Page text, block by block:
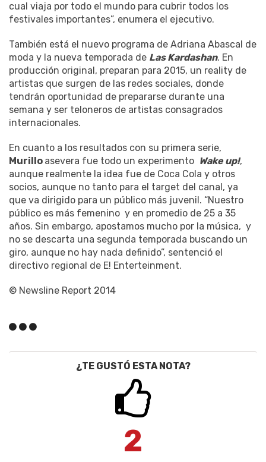
cual viaja por todo el mundo para cubrir todos los
festivales importantes”, enumera el ejecutivo.
También está el nuevo programa de Adriana Abascal de
moda y la nueva temporada de Las Kardashan. En
producción original, preparan para 2015, un reality de
artistas que surgen de las redes sociales, donde
tendrán oportunidad de prepararse durante una
semana y ser teloneros de artistas consagrados
internacionales.
En cuanto a los resultados con su primera serie,
Murillo asevera fue todo un experimento Wake up!,
aunque realmente la idea fue de Coca Cola y otros
socios, aunque no tanto para el target del canal, ya
que va dirigido para un público más juvenil. “Nuestro
público es más femenino y en promedio de 25 a 35
años. Sin embargo, apostamos mucho por la música, y
no se descarta una segunda temporada buscando un
giro, aunque no hay nada definido”, sentenció el
directivo regional de E! Enterteinment.
© Newsline Report 2014
¿TE GUSTÓ ESTA NOTA?
2